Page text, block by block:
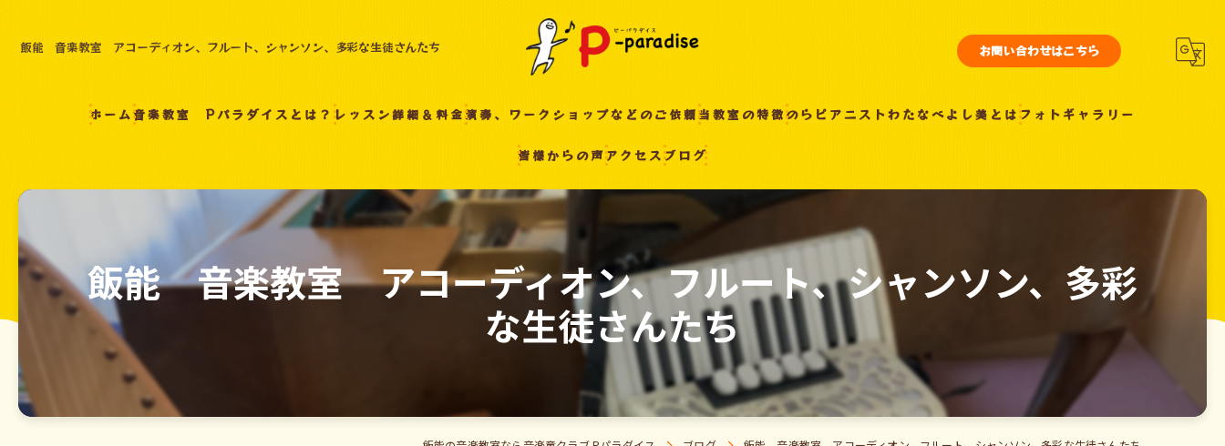
飯能 音楽教室 アコーディオン、フルート、シャンソン、多彩な生徒さんたち お問い合わせはこちら
ホーム音楽教室 Pパラダイスとは？ レッスン詳細＆料金演奏、ワークショップなどのご依頼当教室の特徴
非認知能力
ピアノ
のらピアニストわたなべよし美とはフォトギャラリー
皆様からの声アクセスブログ
飯能 音楽教室 アコーディオン、フルート、シャンソン、多彩
な生徒さんたち